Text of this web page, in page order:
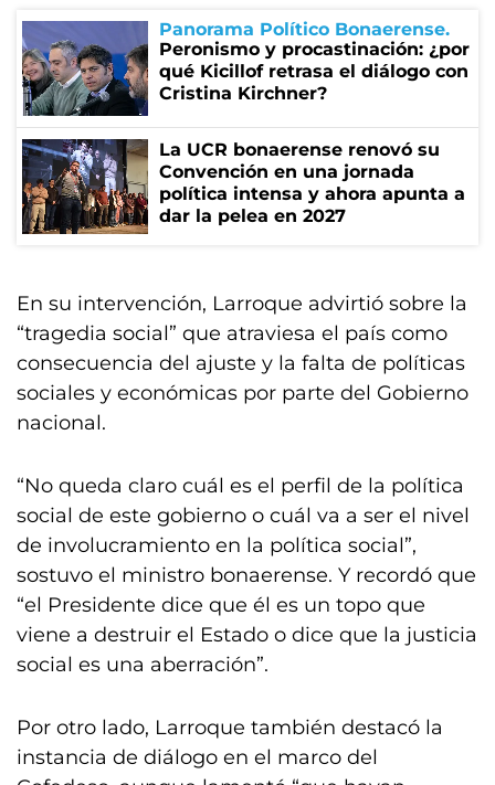
Panorama Político Bonaerense
Peronismo y procastinación: ¿por
qué Kicillof retrasa el diálogo con
Cristina Kirchner?
La UCR bonaerense renovó su
Convención en una jornada
política intensa y ahora apunta a
dar la pelea en 2027
En su intervención, Larroque advirtió sobre la
“tragedia social” que atraviesa el país como
consecuencia del ajuste y la falta de políticas
sociales y económicas por parte del Gobierno
nacional.
“No queda claro cuál es el perfil de la política
social de este gobierno o cuál va a ser el nivel
de involucramiento en la política social”,
sostuvo el ministro bonaerense. Y recordó que
“el Presidente dice que él es un topo que
viene a destruir el Estado o dice que la justicia
social es una aberración”.
Por otro lado, Larroque también destacó la
instancia de diálogo en el marco del